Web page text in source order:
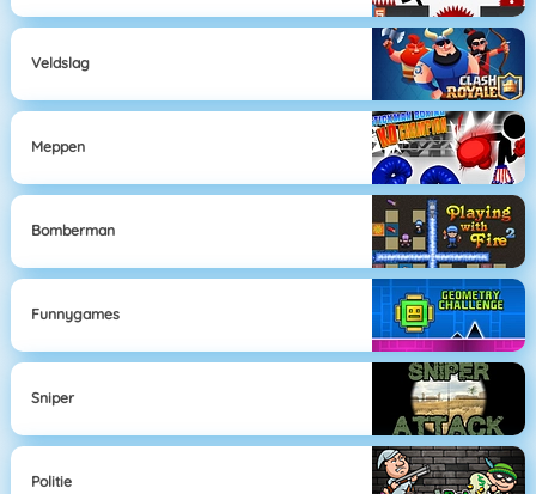
Veldslag
Meppen
Bomberman
Funnygames
Sniper
Politie